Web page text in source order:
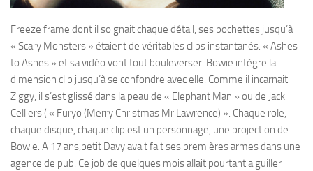
Freeze frame dont il soignait chaque détail, ses pochettes jusqu’à
« Scary Monsters » étaient de véritables clips instantanés. « Ashes
to Ashes » et sa vidéo vont tout bouleverser. Bowie intègre la
dimension clip jusqu’à se confondre avec elle. Comme il incarnait
Ziggy, il s’est glissé dans la peau de « Elephant Man » ou de Jack
Celliers ( « Furyo (Merry Christmas Mr Lawrence) ». Chaque role,
chaque disque, chaque clip est un personnage, une projection de
Bowie. A 17 ans,petit Davy avait fait ses premières armes dans une
agence de pub. Ce job de quelques mois allait pourtant aiguiller